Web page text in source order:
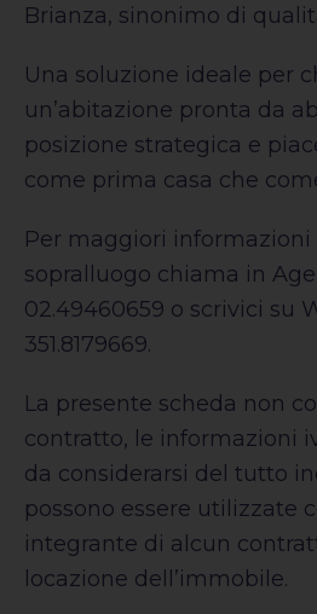
Brianza, sinonimo di
Una soluzione ideale per
un’abitazione pronta da
posizione strategica e
come prima casa che
Per maggiori informazioni
sopralluogo chiama in
02.49460659 o scrivici su
351.8179669.
La presente scheda non
contratto, le informazioni
da considerarsi del tutto
possono essere utilizzate
integrante di alcun
locazione dell’immobile.